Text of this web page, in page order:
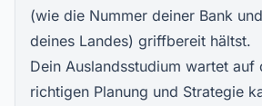
(wie die Nummer deiner Bank
deines Landes) griffbereit hältst.
Dein Auslandsstudium wartet auf
richtigen Planung und Strategie